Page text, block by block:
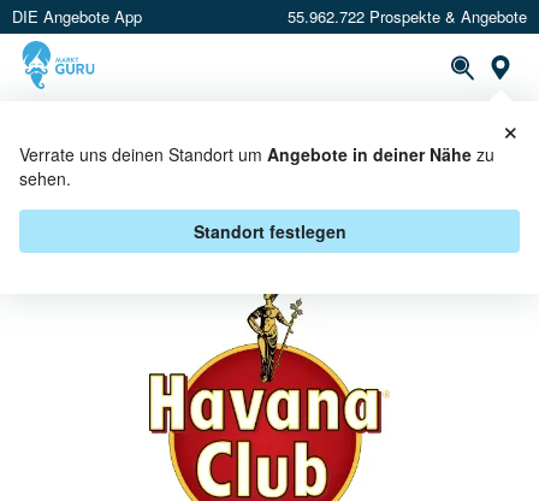
DIE Angebote App 55.962.722 Prospekte & Angebote
Verrate uns deinen Standort um Angebote in deiner Nähe zu
sehen.
Standort festlegen
×
HAVANA CLUB BEI E CENTER -
ANGEBOTE & AKTIONEN